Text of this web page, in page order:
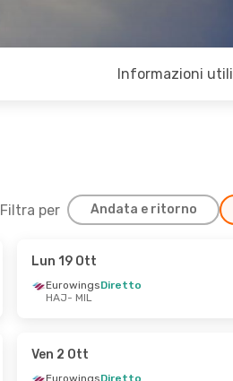
Informazioni utili
Filtra per Andata e ritorno
Lun 19 Ott
EurowingsDiretto
HAJ- MIL
Ven 2 Ott
EurowingsDiretto